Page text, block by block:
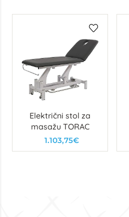
Električni stol za
masažu TORAC
1.103,75€